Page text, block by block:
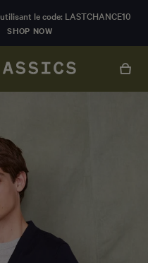
le code: LASTCHANCE10
SHOP NOW